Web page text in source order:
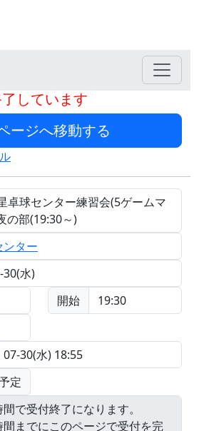
しています
卓球センター練習会(5ゲームマ
の部(19:30～)
ター
30(水)
開始
19:30
07-30(水) 18:55
定